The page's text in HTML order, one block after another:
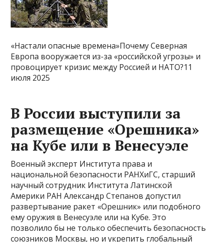
«Настали опасные времена»Почему Северная
Европа вооружается из-за «российской угрозы» и
провоцирует кризис между Россией и НАТО?11
июля 2025
В России выступили за
размещение «Орешника»
на Кубе или в Венесуэле
Военный эксперт Института права и
национальной безопасности РАНХиГС, старший
научный сотрудник Института Латинской
Америки РАН Александр Степанов допустил
развертывание ракет «Орешник» или подобного
ему оружия в Венесуэле или на Кубе. Это
позволило бы не только обеспечить безопасность
союзников Москвы, но и укрепить глобальный